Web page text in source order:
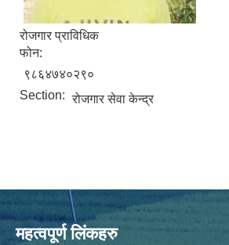
रोजगार प्राविधिक
फोन:
९८६४७४०२९०
Section: रोजगार सेवा केन्द्र
महत्वपूर्ण लिंकहरु